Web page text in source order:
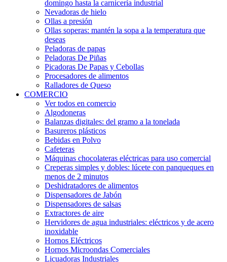
domingo hasta la carnicería industrial
Nevadoras de hielo
Ollas a presión
Ollas soperas: mantén la sopa a la temperatura que
deseas
Peladoras de papas
Peladoras De Piñas
Picadoras De Papas y Cebollas
Procesadores de alimentos
Ralladores de Queso
COMERCIO
Ver todos en comercio
Algodoneras
Balanzas digitales: del gramo a la tonelada
Basureros plásticos
Bebidas en Polvo
Cafeteras
Máquinas chocolateras eléctricas para uso comercial
Creperas simples y dobles: lúcete con panqueques en
menos de 2 minutos
Deshidratadores de alimentos
Dispensadores de Jabón
Dispensadores de salsas
Extractores de aire
Hervidores de agua industriales: eléctricos y de acero
inoxidable
Hornos Eléctricos
Hornos Microondas Comerciales
Licuadoras Industriales